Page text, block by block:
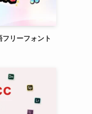
フリーフォント